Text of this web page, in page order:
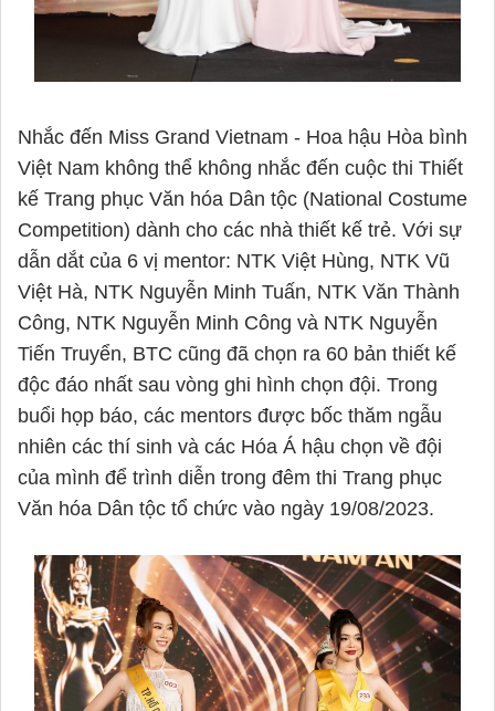
Nhắc đến Miss Grand Vietnam - Hoa hậu Hòa bình
Việt Nam không thể không nhắc đến cuộc thi Thiết
kế Trang phục Văn hóa Dân tộc (National Costume
Competition) dành cho các nhà thiết kế trẻ. Với sự
dẫn dắt của 6 vị mentor: NTK Việt Hùng, NTK Vũ
Việt Hà, NTK Nguyễn Minh Tuấn, NTK Văn Thành
Công, NTK Nguyễn Minh Công và NTK Nguyễn
Tiến Truyển, BTC cũng đã chọn ra 60 bản thiết kế
độc đáo nhất sau vòng ghi hình chọn đội. Trong
buổi họp báo, các mentors được bốc thăm ngẫu
nhiên các thí sinh và các Hóa Á hậu chọn về đội
của mình để trình diễn trong đêm thi Trang phục
Văn hóa Dân tộc tổ chức vào ngày 19/08/2023.